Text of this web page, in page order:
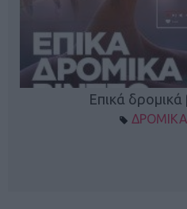
Επικά